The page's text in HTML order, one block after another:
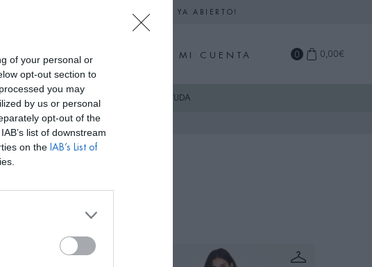
of your personal or
opt-out section to
you may
by us or personal
opt-out of the
list of downstream
on the IAB’s List of
EL CALENDARIO DE SEPTIEMBRE YA ABIERTO!
MI CUENTA 0 0,00€
AYUDA